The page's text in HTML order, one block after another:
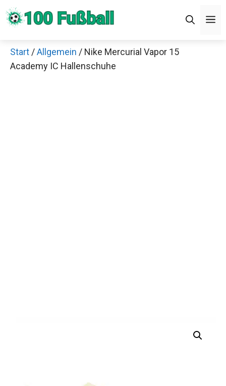
Zum
Inhalt
Start /Allgemein / Nike Mercurial Vapor 15
Academy IC Hallenschuhe
Decathlon Sale